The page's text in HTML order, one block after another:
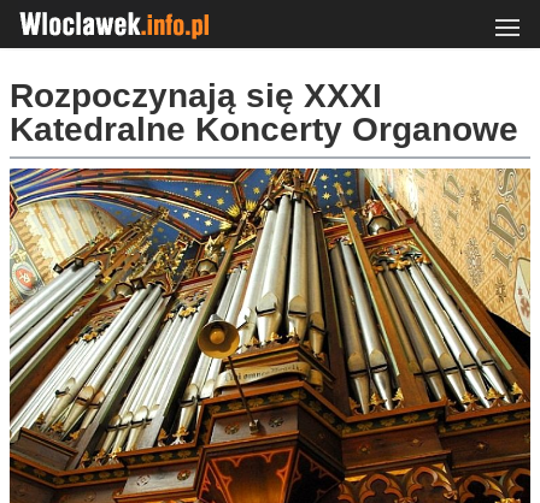
Rozpoczynają się XXXI
Katedralne Koncerty Organowe